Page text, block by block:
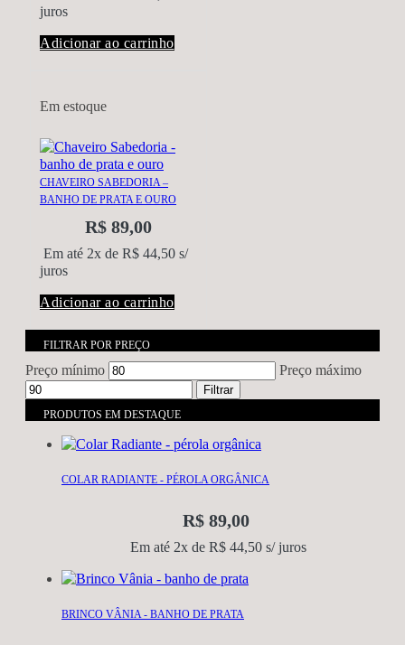
juros
Adicionar ao carrinho
Em estoque
CHAVEIRO SABEDORIA –
BANHO DE PRATA E OURO
R$ 89,00
Em até 2x de R$ 44,50 s/
juros
Adicionar ao carrinho
FILTRAR POR PREÇO
Preço mínimo Preço máximo
Filtrar
PRODUTOS EM DESTAQUE
COLAR RADIANTE - PÉROLA ORGÂNICA
R$ 89,00
Em até 2x de R$44,50s/ juros
BRINCO VÂNIA - BANHO DE PRATA